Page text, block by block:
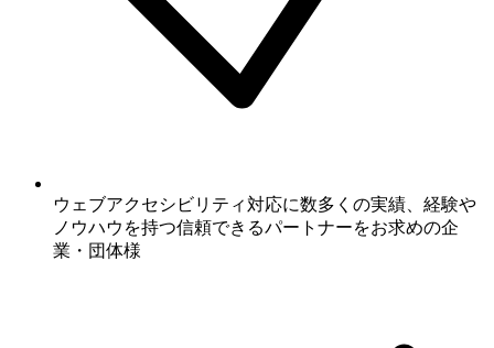
ウェブアクセシビリティ対応に数多くの実績、経験や
ノウハウを持つ信頼できるパートナーをお求めの企
業・団体様